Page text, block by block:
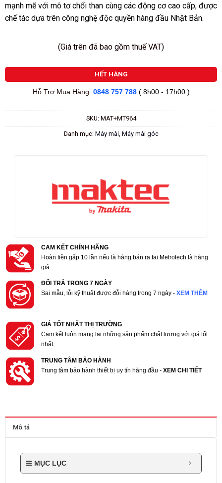
mạnh mẽ với mô tơ chổi than cùng các động cơ cao cấp, được
chế tác dựa trên công nghệ độc quyền hàng đầu Nhật Bản.
(Giá trên đã bao gồm thuế VAT)
HẾT HÀNG
Hỗ Trợ Mua Hàng: 0848 757 788 ( 8h00 - 17h00 )
SKU: MAT+MT964
Danh mục: Máy mài, Máy mài góc
CAM KẾT CHÍNH HÃNG
Hoàn tiền gấp 10 lần nếu là hàng bán ra tại Metrotech là hàng
giả.
ĐỔI TRẢ TRONG 7 NGÀY
Sai mẫu, lỗi kỹ thuật được đỗi hàng trong 7 ngày - XEM THÊM
GIÁ TỐT NHẤT THỊ TRƯỜNG
Cam kết luôn mang lại những sản phẩm chất lượng với giá tốt
nhất.
TRUNG TÂM BẢO HÀNH
Trung tâm bảo hành thiết bị uy tín hàng đầu -XEM CHI TIẾT
Mô tả
MỤC LỤC